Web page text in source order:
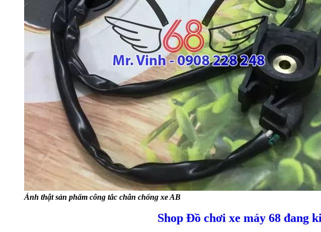
Ảnh thật sản phẩm công tắc chân chống xe AB
Shop Đồ chơi xe máy 68 đang